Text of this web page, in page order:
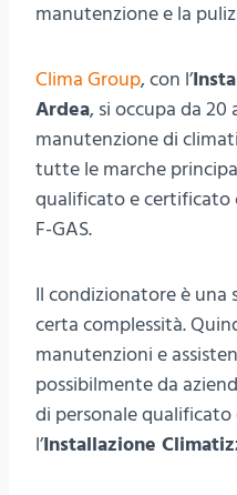
manutenzione e la
Clima Group, con l’
Ardea, si occupa da
manutenzione di
tutte le marche
qualificato e
F-GAS.
Il condizionatore è
certa complessità.
manutenzioni e
possibilmente da
di personale qualificato
l’Installazione